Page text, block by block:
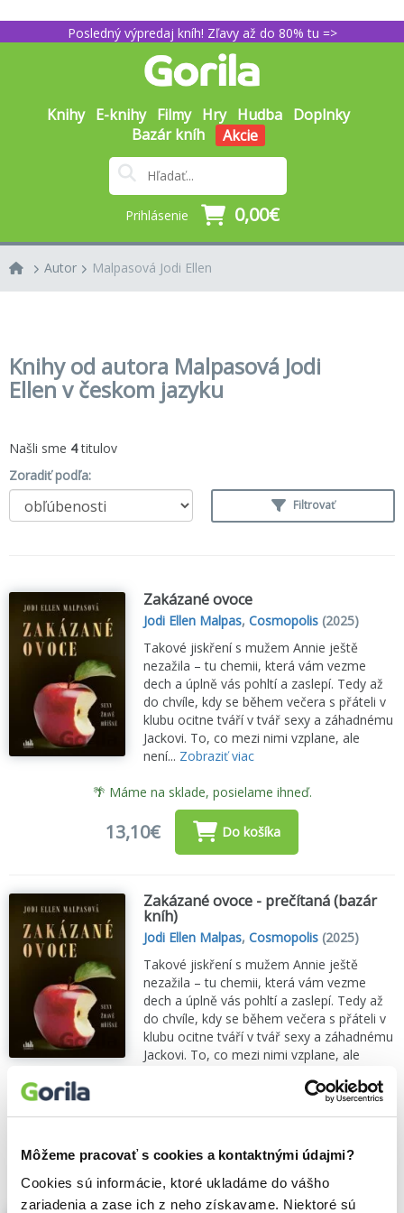
Môžeme pracovať s cookies a kontaktnými údajmi?
Cookies sú informácie, ktoré ukladáme do vášho
zariadenia a zase ich z neho získavame. Niektoré sú
Posledný výpredaj kníh! Zľavy až do 80% tu =>
Knihy E-knihy Filmy Hry Hudba Doplnky
Bazár kníh
Akcie
Prihlásenie 0,00€
Autor Malpasová Jodi Ellen
Knihy od autora Malpasová Jodi
Ellen v českom jazyku
Našli sme 4titulov
Zoradiť podľa:
Filtrovať
Zakázané ovoce
Jodi Ellen Malpas,Cosmopolis (2025)
Takové jiskření s mužem Annie ještě
nezažila – tu chemii, která vám vezme
dech a úplně vás pohltí a zaslepí. Tedy až
do chvíle, kdy se během večera s přáteli v
klubu ocitne tváří v tvář sexy a záhadnému
Jackovi. To, co mezi nimi vzplane, ale
není... Zobraziť viac
🌴 Máme na sklade, posielame ihneď.
13,10€ Do košíka
Zakázané ovoce - prečítaná (bazár
kníh)
Jodi Ellen Malpas,Cosmopolis (2025)
Takové jiskření s mužem Annie ještě
nezažila – tu chemii, která vám vezme
dech a úplně vás pohltí a zaslepí. Tedy až
do chvíle, kdy se během večera s přáteli v
klubu ocitne tváří v tvář sexy a záhadnému
Jackovi. To, co mezi nimi vzplane, ale
5,90€ Do košíka